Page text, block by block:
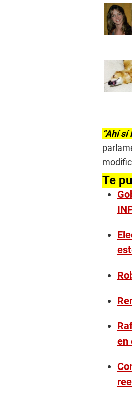
“Ahí
Te
en